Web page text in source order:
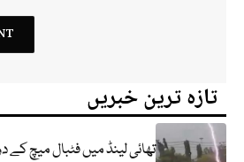
تازہ ترین خبریں
تھائی لینڈ میں فٹبال میچ کے